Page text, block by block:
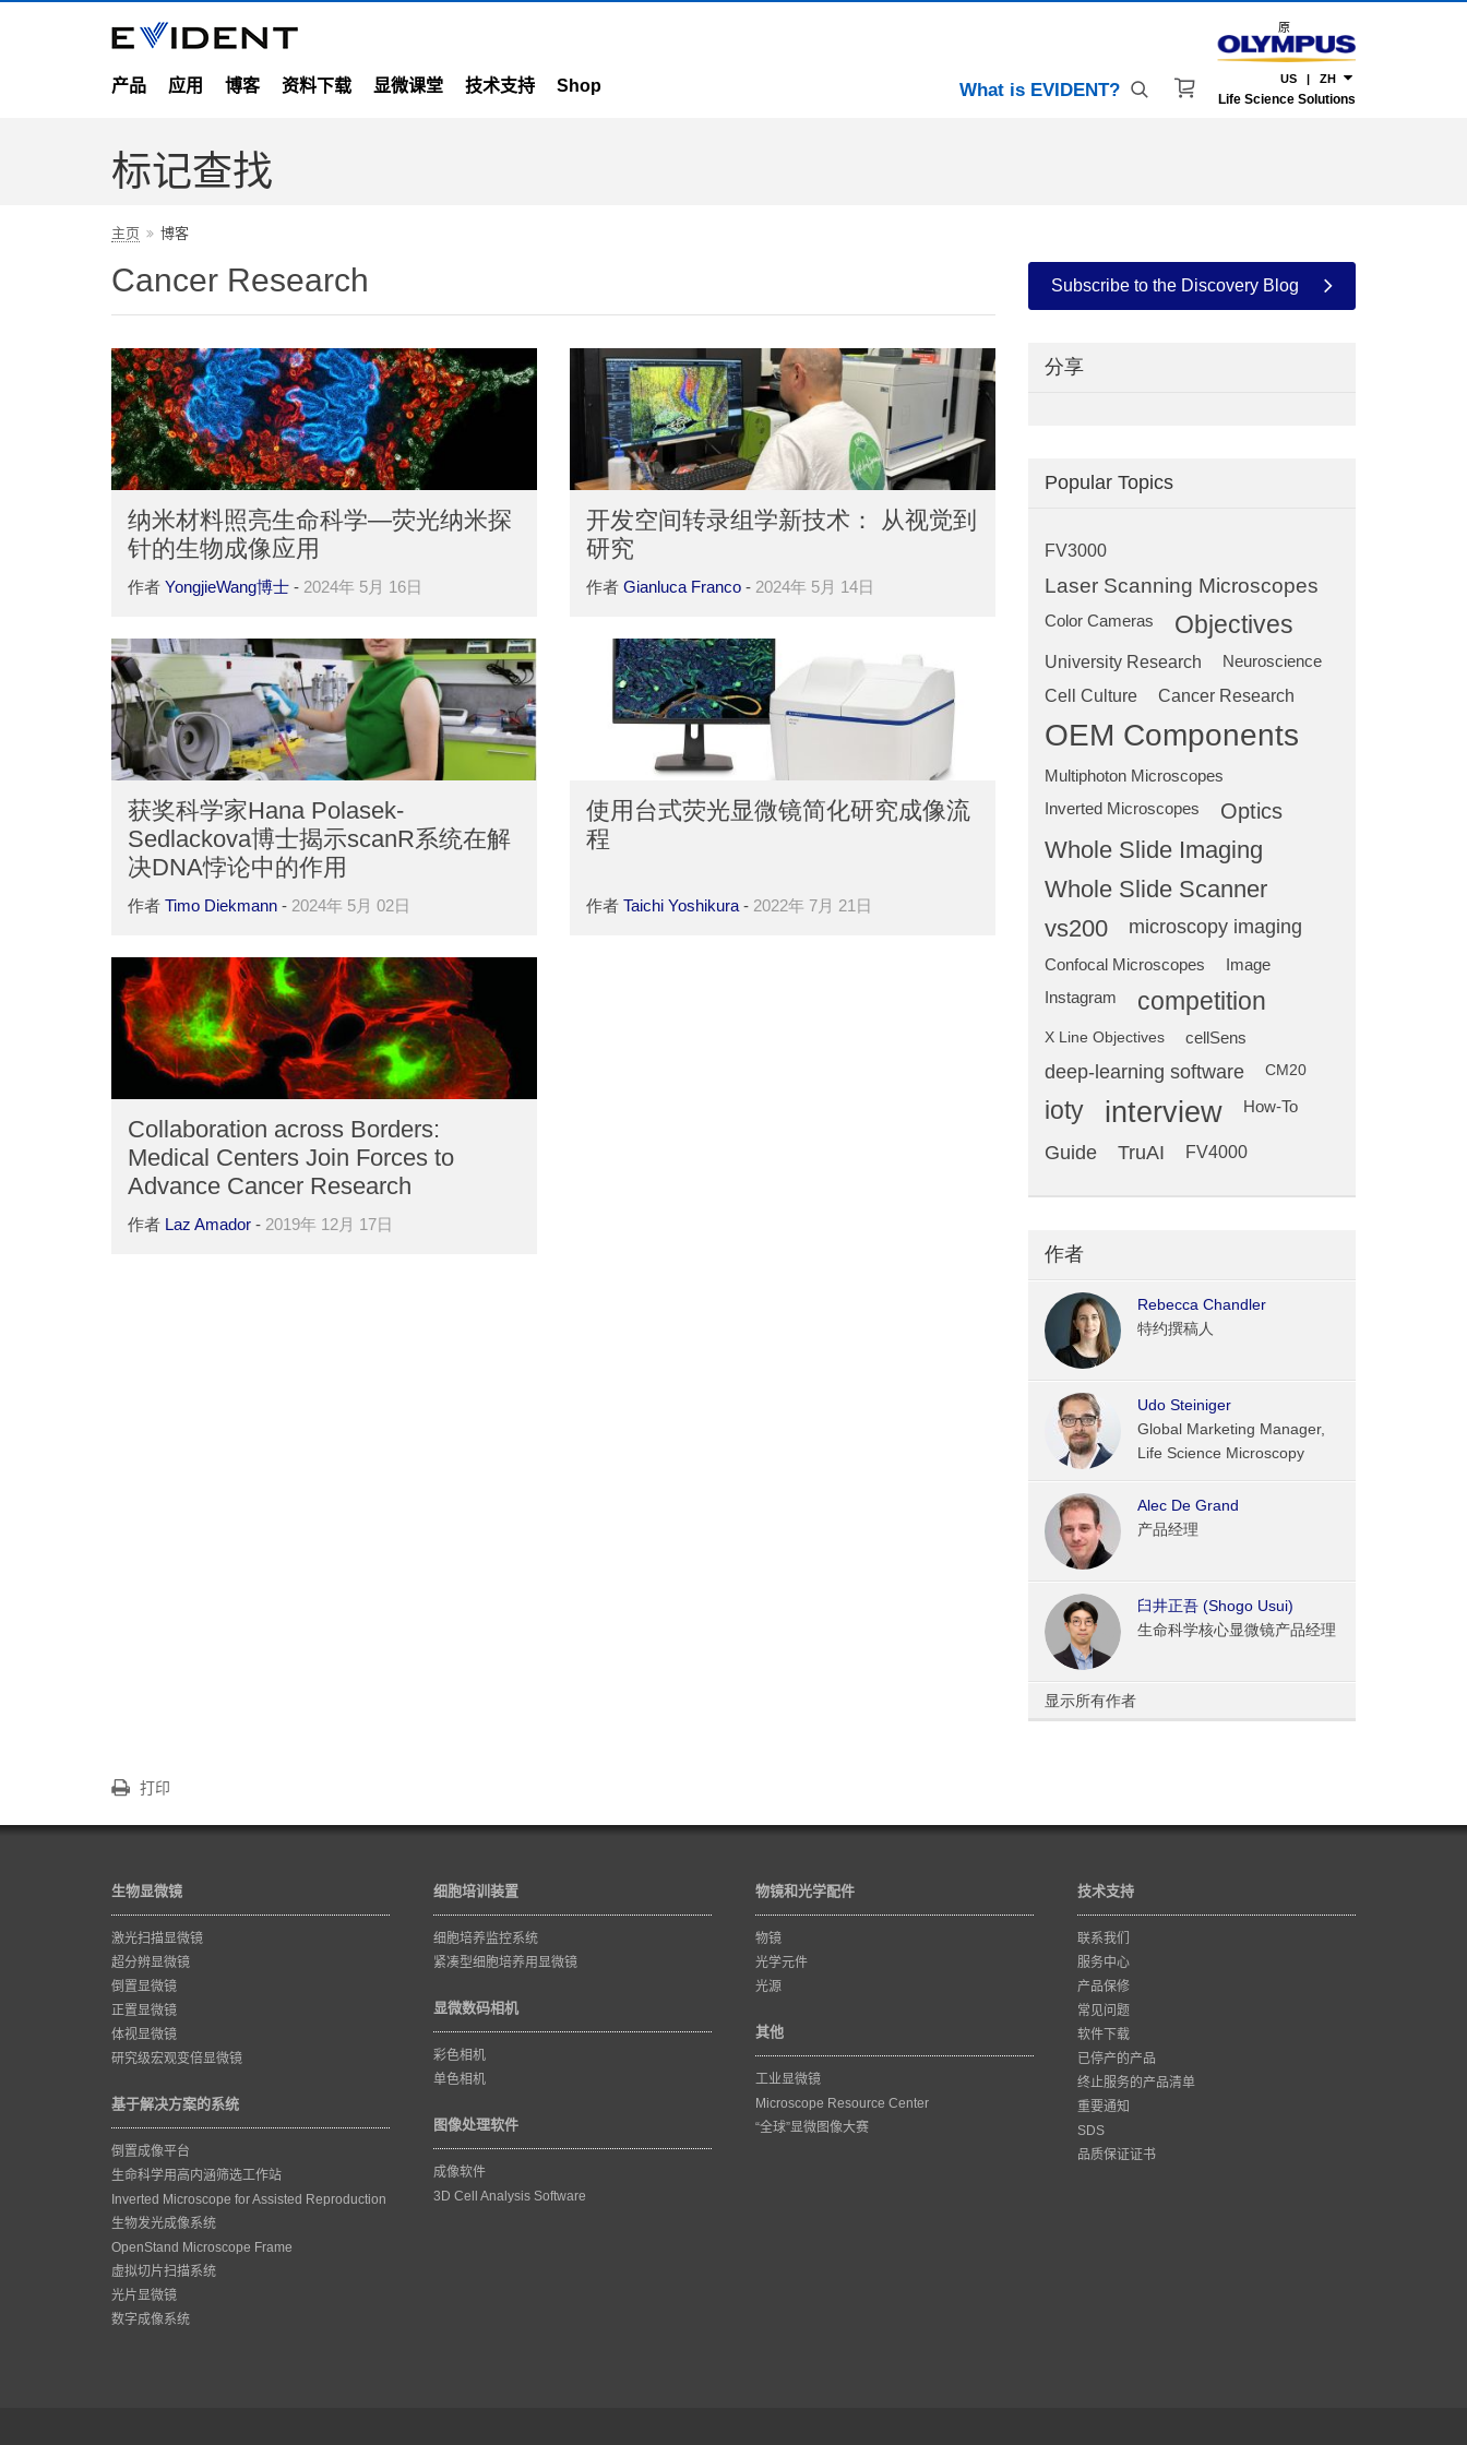
产品 应用 博客 资料下载 显微课堂 技术支持 Shop
原
What is EVIDENT?
US | ZH
Life Science Solutions
标记查找
主页 博客
Cancer Research
纳米材料照亮生命科学—荧光纳米探
针的生物成像应用
作者 YongjieWang博士 - 2024年 5月 16日
开发空间转录组学新技术： 从视觉到
研究
作者 Gianluca Franco - 2024年 5月 14日
获奖科学家Hana Polasek-
Sedlackova博士揭示scanR系统在解
决DNA悖论中的作用
作者 Timo Diekmann - 2024年 5月 02日
使用台式荧光显微镜简化研究成像流
程
作者 Taichi Yoshikura - 2022年 7月 21日
Collaboration across Borders:
Medical Centers Join Forces to
Advance Cancer Research
作者 Laz Amador - 2019年 12月 17日
Subscribe to the Discovery Blog
分享
Popular Topics
FV3000
Laser Scanning Microscopes
Color Cameras Objectives
University Research Neuroscience
Cell Culture Cancer Research
OEM Components
Multiphoton Microscopes
Inverted Microscopes
Optics
Whole Slide Imaging
Whole Slide Scanner
vs200
microscopy imaging
Confocal Microscopes
Image
Instagram
competition
X Line Objectives cellSens
deep-learning software CM20
ioty interview How-To
Guide TruAI FV4000
作者
Rebecca Chandler
特约撰稿人
Udo Steiniger
Global Marketing Manager,
Life Science Microscopy
Alec De Grand
产品经理
臼井正吾 (Shogo Usui)
生命科学核心显微镜产品经理
显示所有作者
打印
生物显微镜
激光扫描显微镜
超分辨显微镜
倒置显微镜
正置显微镜
体视显微镜
研究级宏观变倍显微镜
基于解决方案的系统
倒置成像平台
生命科学用高内涵筛选工作站
Inverted Microscope for Assisted Reproduction
生物发光成像系统
OpenStand Microscope Frame
虚拟切片扫描系统
光片显微镜
数字成像系统
细胞培训装置
细胞培养监控系统
紧凑型细胞培养用显微镜
显微数码相机
彩色相机
单色相机
图像处理软件
成像软件
3D Cell Analysis Software
物镜和光学配件
物镜
光学元件
光源
其他
工业显微镜
Microscope Resource Center
“全球”显微图像大赛
技术支持
联系我们
服务中心
产品保修
常见问题
软件下载
已停产的产品
终止服务的产品清单
重要通知
SDS
品质保证证书